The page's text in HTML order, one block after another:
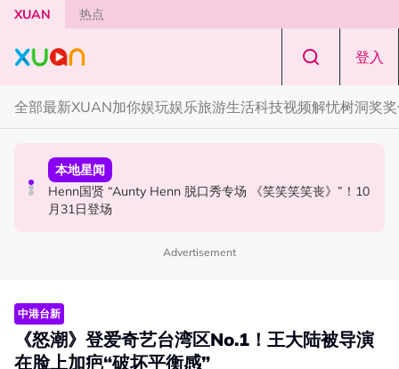
Skip to main content
XUAN 热点
登入
全部最新XUAN加你娱玩娱乐旅游生活科技视频解忧树洞奖
国际星闻
Tom Holland “Spiderman” 替身曝光！“替完蜘蛛人，马上
又去演忍者”
活动
Cadbury Dairy Milk x Lotus Biscoff 登陆大马！
本地星闻
Henn国贤 “Aunty Henn 脱口秀专场 《笑笑笑笑丧》”！10
月31日登场
Advertisement
中港台新
《怒潮》登爱奇艺台湾区No.1！王大陆被导演
在脸上加疤“破坏平衡感”